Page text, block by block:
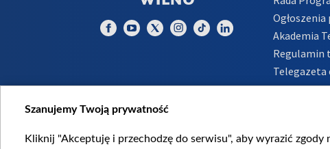
Akademia
Regulamin
Telegazeta
Informacje
Szanujemy Twoją prywatność
Kliknij "Akceptuję i przechodzę do serwisu", aby wyrazić